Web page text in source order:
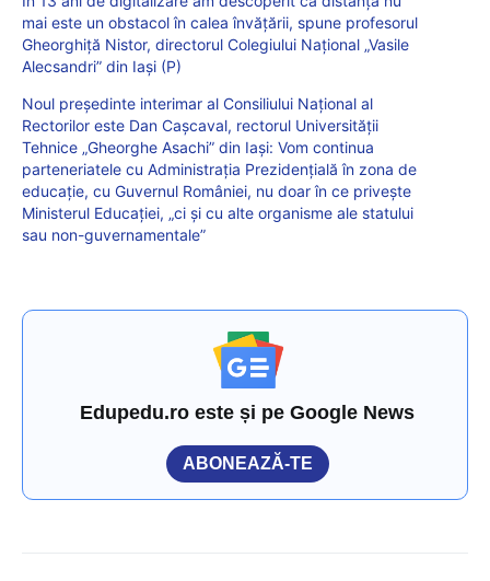
mai este un obstacol în calea învățării, spune profesorul
Gheorghiță Nistor, directorul Colegiului Național „Vasile
Alecsandri” din Iași (P)
Noul președinte interimar al Consiliului Național al
Rectorilor este Dan Cașcaval, rectorul Universității
Tehnice „Gheorghe Asachi” din Iași: Vom continua
parteneriatele cu Administrația Prezidențială în zona de
educație, cu Guvernul României, nu doar în ce privește
Ministerul Educației, „ci și cu alte organisme ale statului
sau non-guvernamentale”
Edupedu.ro este și pe Google News
ABONEAZĂ-TE